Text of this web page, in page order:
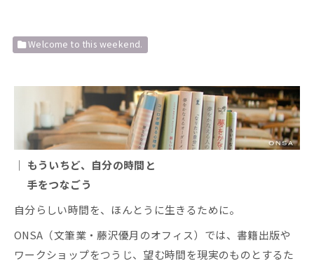
Welcome to this weekend.
｜ もういちど、自分の時間と
手をつなごう
自分らしい時間を、ほんとうに生きるために。
ONSA（文筆業・藤沢優月のオフィス）では、書籍出版や
ワークショップをつうじ、望む時間を現実のものとするた